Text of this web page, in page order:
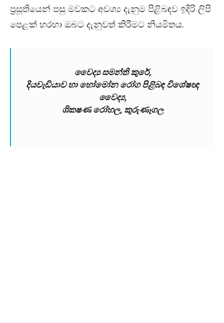
ප්‍රසූතියෙන් පසු මවකට අවශ්‍ය දැනුම පිළිබඳව ඉදිරි ලිපි
පෙළක් හරහා ඔබට දැනුවත් කිරීමට නියමිතය.
වෛද්‍ය සමන්ති කුරේ,
දියවැඩියාව හා හෝමෝන රෝග පිළිබඳ විශේෂඥ
වෛද්‍ය,
ශිකෂණ රෝහල, කුරුණෑගල